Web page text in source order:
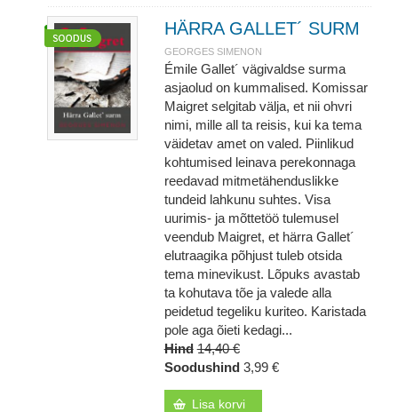
HÄRRA GALLET´ SURM
GEORGES SIMENON
Émile Gallet´ vägivaldse surma
asjaolud on kummalised. Komissar
Maigret selgitab välja, et nii ohvri
nimi, mille all ta reisis, kui ka tema
väidetav amet on valed. Piinlikud
kohtumised leinava perekonnaga
reedavad mitmetähenduslikke
tundeid lahkunu suhtes. Visa
uurimis- ja mõttetöö tulemusel
veendub Maigret, et härra Gallet´
elutraagika põhjust tuleb otsida
tema minevikust. Lõpuks avastab
ta kohutava tõe ja valede alla
peidetud tegeliku kuriteo. Karistada
pole aga õieti kedagi...
Hind 14,40 €
Soodushind 3,99 €
Lisa korvi